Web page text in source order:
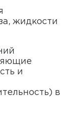
жидкости
и
в